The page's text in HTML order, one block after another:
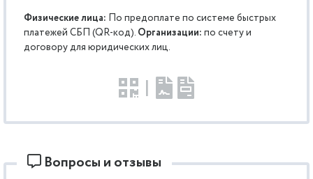
Физические лица: По предоплате по системе быстрых
платежей СБП (QR-код). Организации: по счету и
договору для юридических лиц.
|
Вопросы и отзывы